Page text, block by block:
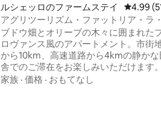
ルシェッロのファームステイ レビュ
4.99
アグリツーリズム・ファットリア・ラ・
パリータ
ブドウ畑とオリーブの木々に囲まれた
ロヴァンス風のアパートメント。市街
から10km、高速道路から4kmの静かな
舎でのご滞在をお楽しみいただけます。
オリーブの木の間で鹿が草を食べている
家族 · 価格 · おもてなし